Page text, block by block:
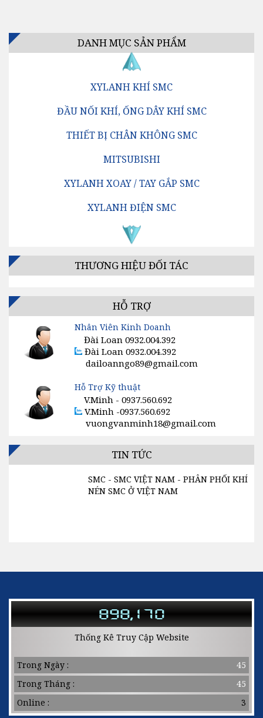
DANH MỤC SẢN PHẨM
XYLANH KHÍ SMC
ĐẦU NỐI KHÍ, ỐNG DÂY KHÍ SMC
THIẾT BỊ CHÂN KHÔNG SMC
MITSUBISHI
XYLANH XOAY / TAY GẮP SMC
XYLANH ĐIỆN SMC
VAN ĐỊNH HƯỚNG SMC
BỘ ĐIỀU CHỈNH ÁP SUẤT SMC
BỘ TĂNG ÁP / BỘ KÍCH ÁP SMC
VAN TIẾT LƯU SMC
GIẢM ÂM, SÚNG HƠI, ĐỒNG HỒ KHÍ SMC
VAN ĐIỆN TỪ SMC
MÁY SẤY KHÍ SMC
THƯƠNG HIỆU ĐỐI TÁC
HỖ TRỢ
Nhân Viên Kinh Doanh
Đài Loan 0932.004.392
Đài Loan 0932.004.392
dailoanngo89@gmail.com
Hỗ Trợ Kỹ thuật
V.Minh - 0937.560.692
V.Minh -0937.560.692
vuongvanminh18@gmail.com
TIN TỨC
SMC - SMC VIỆT NAM - PHÂN PHỐI KHÍ
NÉN SMC Ở VIỆT NAM
898,170
Thống Kê Truy Cập Website
Trong Ngày :
45
Trong Tháng :
45
Online :
3